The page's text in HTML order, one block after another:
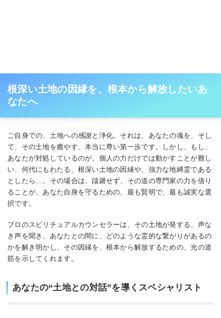
根深い土地の因縁を、根本から解放したいあ
なたへ
ご自身での、土地への感謝と浄化。それは、あなたの魂を、そし
て、その土地を癒やす、本当に尊い第一歩です。しかし、もし、
あなたが対処しているのが、個人の力だけでは動かすことが難し
い、何代にもわたる、根深い土地の因縁や、強力な地縛霊である
としたら…。その場合は、躊躇せず、その道の専門家の力を借り
ることが、あなた自身を守るための、最も賢明で、最も誠実な選
択です。
プロのスピリチュアルカウンセラーは、その土地が発する、声な
き声を聞き、あなたとの間に、どのような霊的な繋がりがあるの
かを解き明かし、その因縁を、根本から解放するための、光の道
筋を示してくれます。
あなたの“土地との対話”を導くスペシャリスト